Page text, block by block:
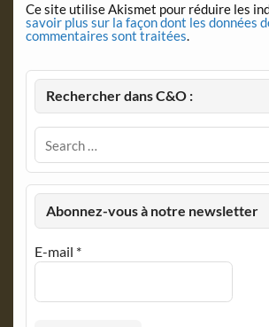
Ce site utilise Akismet pour réduire les
savoir plus sur la façon dont les données
commentaires sont traitées.
Rechercher dans C&O :
Abonnez-vous à notre newsletter
E-mail *